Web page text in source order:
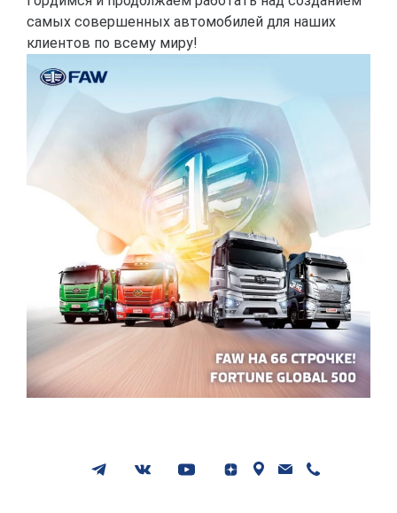
самых совершенных автомобилей для наших
клиентов по всему миру!